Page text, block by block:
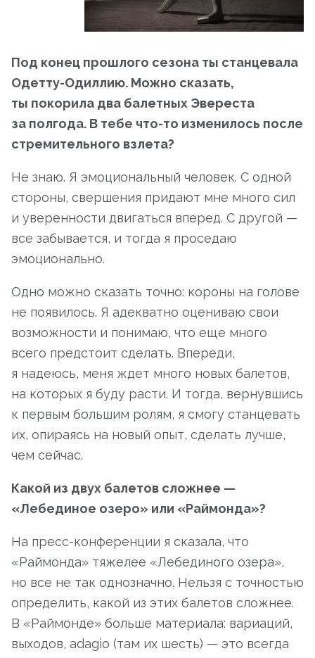
Под конец прошлого сезона ты станцевала
Одетту-Одиллию. Можно сказать,
ты покорила два балетных Эвереста
за полгода. В тебе что-то изменилось после
стремительного взлета?
Не знаю. Я эмоциональный человек. С одной
стороны, свершения придают мне много сил
и уверенности двигаться вперед. С другой —
все забывается, и тогда я проседаю
эмоционально.
Одно можно сказать точно: короны на голове
не появилось. Я адекватно оцениваю свои
возможности и понимаю, что еще много
всего предстоит сделать. Впереди,
я надеюсь, меня ждет много новых балетов,
на которых я буду расти. И тогда, вернувшись
к первым большим ролям, я смогу станцевать
их, опираясь на новый опыт, сделать лучше,
чем сейчас.
Какой из двух балетов сложнее —
«Лебединое озеро» или «Раймонда»?
На пресс-конференции я сказала, что
«Раймонда» тяжелее «Лебединого озера»,
но все не так однозначно. Нельзя с точностью
определить, какой из этих балетов сложнее.
В «Раймонде» больше материала: вариаций,
выходов, adagio (там их шесть) — это всегда